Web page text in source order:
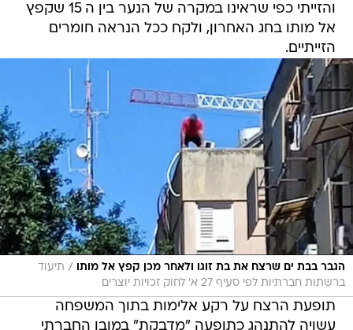
והזייתי כפי שראינו במקרה של הנער בין ה 15 שקפץ
אל מותו בחג האחרון, ולקח ככל הנראה חומרים
הזייתיים.
הגבר בבת ים שרצח את בת זוגו ולאחר מכן קפץ אל מותו / תיעוד
ברשתות חברתיות לפי סעיף 27 א' לחוק זכויות יוצרים
תופעת הרצח על רקע אלימות בתוך המשפחה
עשויה להתנהג כתופעה "מדבקת" במובן החברתי